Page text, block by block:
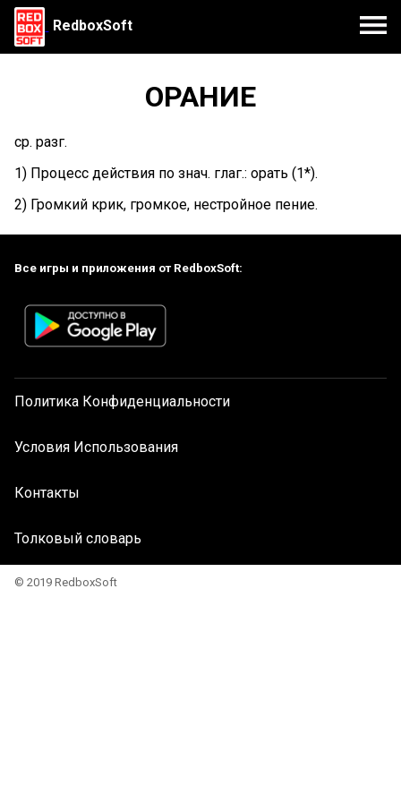
RedboxSoft
ОРАНИЕ
ср. разг.
1) Процесс действия по знач. глаг.: орать (1*).
2) Громкий крик, громкое, нестройное пение.
Все игры и приложения от RedboxSoft:
Политика Конфиденциальности
Условия Использования
Контакты
Толковый словарь
© 2019 RedboxSoft